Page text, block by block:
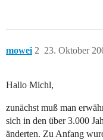
mowei 23. Oktober
2
Hallo Michl,
zunächst muß man
sich in den über 3.000
änderten. Zu Anfang